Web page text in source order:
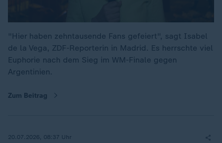
"Hier haben zehntausende Fans gefeiert", sagt Isabel
de la Vega, ZDF-Reporterin in Madrid. Es herrschte viel
Euphorie nach dem Sieg im WM-Finale gegen
Argentinien.
Zum Beitrag
20.07.2026, 08:37 Uhr